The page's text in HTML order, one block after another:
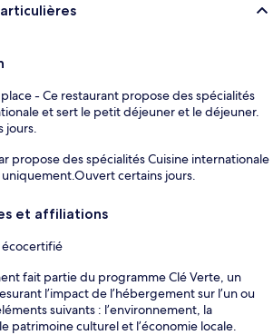
- Ce restaurant propose des spécialités
et sert le petit déjeuner et le déjeuner.
jours.
propose des spécialités Cuisine internationale
certains jours.
et affiliations
fait partie du programme Clé Verte, un
l’impact de l’hébergement sur l’un ou
suivants : l’environnement, la
patrimoine culturel et l’économie locale.